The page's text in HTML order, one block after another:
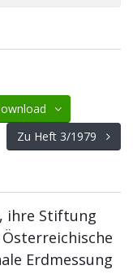
Zu Heft 3/1979
ihre Stiftung
Erdmessung